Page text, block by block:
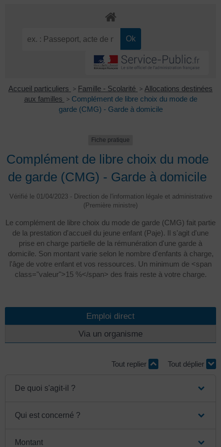
Accueil particuliers > Famille - Scolarité > Allocations destinées
aux familles > Complément de libre choix du mode de
garde (CMG) - Garde à domicile
Fiche pratique
Complément de libre choix du mode
de garde (CMG) - Garde à domicile
Vérifié le 01/04/2023 - Direction de l'information légale et administrative
(Première ministre)
Le complément de libre choix du mode de garde (CMG) fait partie
de la prestation d'accueil du jeune enfant (Paje). Il s'agit d'une
prise en charge partielle de la rémunération d'une garde à
domicile. Son montant varie selon le nombre d'enfants à charge,
l'âge de votre enfant et vos ressources. Un minimum de <span
class="valeur">15 %</span> des frais reste à votre charge.
Emploi direct
Via un organisme
Tout replier Tout déplier
De quoi s'agit-il ?
Qui est concerné ?
Montant